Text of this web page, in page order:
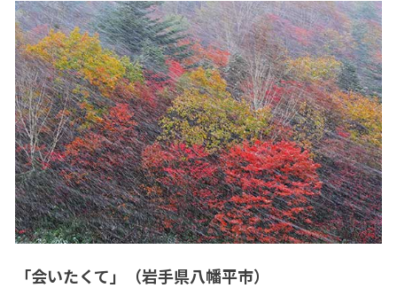
「会いたくて」（岩手県八幡平市）